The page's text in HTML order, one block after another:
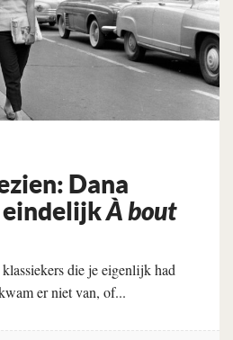
Dana
eindelijkÀ bout
die je eigenlijk had
er niet van, of...